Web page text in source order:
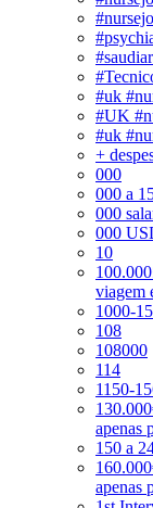
#uk
#UK
#uk
+
000
000 a
000
000
10
viagem
1000-
108
108000
114
1150-
apenas
150 a
apenas